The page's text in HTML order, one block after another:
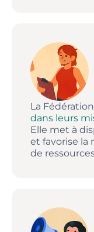
La Fédération
dans leurs
Elle met à
et favorise la
de